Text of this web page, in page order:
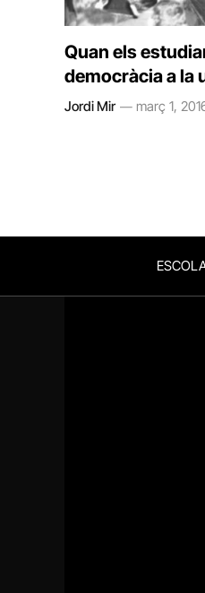
Quan els
democràcia a la
Jordi Mir març 1,